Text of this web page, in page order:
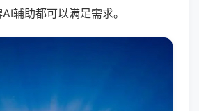
辅助都可以满足需求。